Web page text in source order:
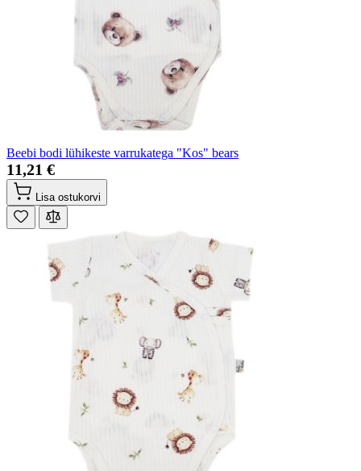
Beebi bodi lühikeste varrukatega "Kos" bears
11,21 €
Lisa ostukorvi